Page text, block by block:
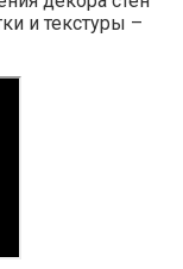
и текстуры –